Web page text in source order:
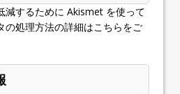
減するために Akismet を使って
の処理方法の詳細はこちらをご